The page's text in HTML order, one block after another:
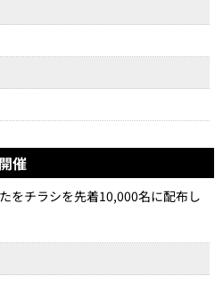
催
をチラシを先着10,000名に配布し